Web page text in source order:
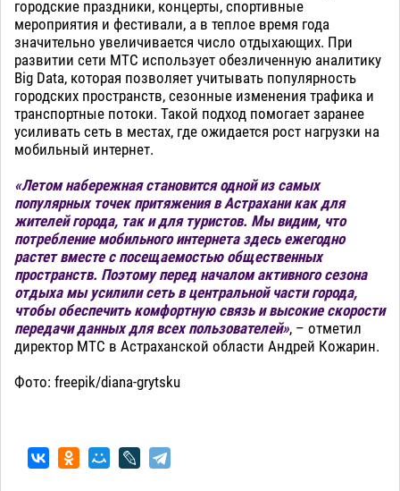
городские праздники, концерты, спортивные
мероприятия и фестивали, а в теплое время года
значительно увеличивается число отдыхающих. При
развитии сети МТС использует обезличенную аналитику
Big Data, которая позволяет учитывать популярность
городских пространств, сезонные изменения трафика и
транспортные потоки. Такой подход помогает заранее
усиливать сеть в местах, где ожидается рост нагрузки на
мобильный интернет.
«Летом набережная становится одной из самых
популярных точек притяжения в Астрахани как для
жителей города, так и для туристов. Мы видим, что
потребление мобильного интернета здесь ежегодно
растет вместе с посещаемостью общественных
пространств. Поэтому перед началом активного сезона
отдыха мы усилили сеть в центральной части города,
чтобы обеспечить комфортную связь и высокие скорости
передачи данных для всех пользователей», – отметил
директор МТС в Астраханской области Андрей Кожарин.
Фото: freepik/diana-grytsku